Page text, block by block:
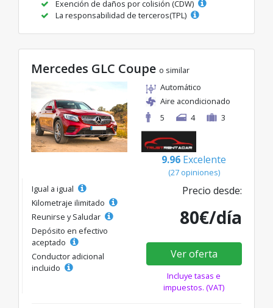
Exención de daños por colisión (CDW)
La responsabilidad de terceros(TPL)
Mercedes GLC Coupe o similar
Automático
Aire acondicionado
5
4 3
9.96 Excelente
(27 opiniones)
Igual a igual
Kilometraje ilimitado
Reunirse y Saludar
Depósito en efectivo
aceptado
Conductor adicional
incluido
Precio desde:
80€/día
Ver oferta
Incluye tasas e
impuestos. (VAT)